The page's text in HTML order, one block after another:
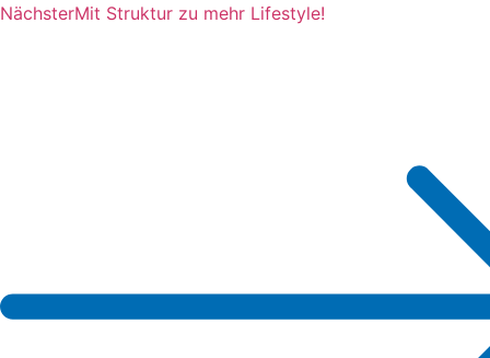
NächsterMit Struktur zu mehr Lifestyle!